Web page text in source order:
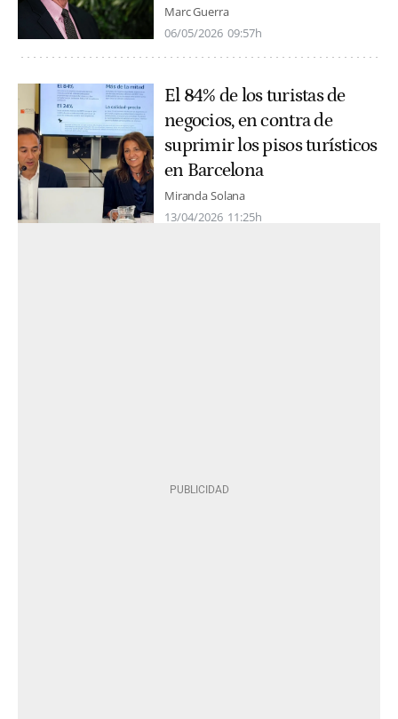
Marc Guerra
06/05/2026 09:57h
El 84% de los turistas de
negocios, en contra de
suprimir los pisos turísticos
en Barcelona
Miranda Solana
13/04/2026 11:25h